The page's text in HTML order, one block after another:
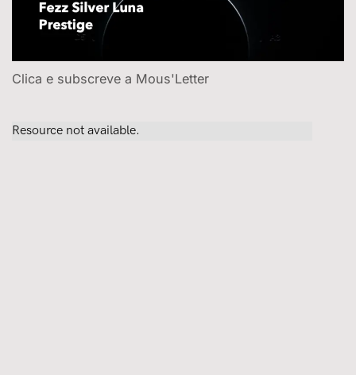
Clica e subscreve a Mous'Letter